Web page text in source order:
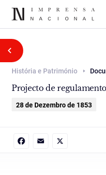
História e Património
Projecto de
28 de Dezembro de 1853